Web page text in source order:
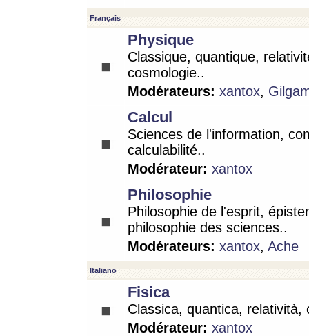
Français
Physique
Classique, quantique,
cosmologie..
Modérateurs: xantox,
Calcul
Sciences de l'information,
calculabilité..
Modérateur: xantox
Philosophie
Philosophie de l'esprit,
philosophie des sciences..
Modérateurs: xantox, Ache
Italiano
Fisica
Classica, quantica, relatività,
Modérateur: xantox